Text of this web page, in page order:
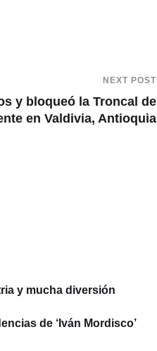
NEXT POST
y bloqueó la Troncal de
en Valdivia, Antioquia
y mucha diversión
de ‘Iván Mordisco’